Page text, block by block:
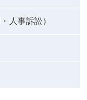
人事訴訟）